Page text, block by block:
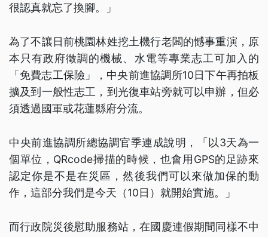
很認真就忘了換腳。」
為了不讓日前桃園林姓挖土機行老闆的憾事重演，原
本只有政府徵調的機械、水電等專業志工可加入的
「免費志工保險」，中央前進協調所10日下午再拍板
擴及到一般性志工，到光復車站旁就可以申辦，但必
須透過國軍或花蓮縣府分流。
中央前進協調所總協調官季連成說明，「以3天為一
個單位，QRcode掃描的時候，也會用GPS的足跡來
認定你是不是在災區，然後我們可以來做加保的動
作，這部分我們是今天（10日）就開始實施。」
而行政院災後慰助服務站，在國慶連假期間同樣不中